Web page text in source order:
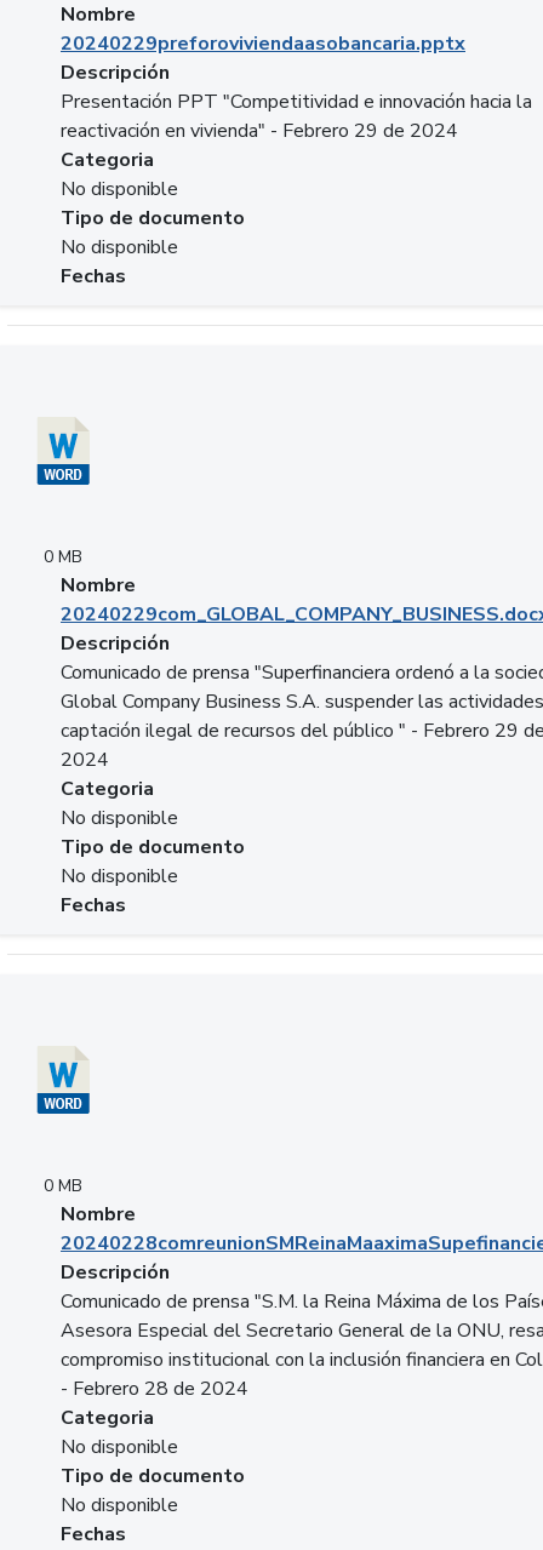
Nombre
20240229preforoviviendaasobancaria.pptx
Descripción
Presentación PPT "Competitividad e innovación hacia la
reactivación en vivienda" - Febrero 29 de 2024
Categoria
No disponible
Tipo de documento
No disponible
Fechas
0 MB
Nombre
Descripción
Comunicado de prensa "Superfinanciera ordenó a la
Global Company Business S.A. suspender las
captación ilegal de recursos del público " - Febrero 29
2024
Categoria
No disponible
Tipo de documento
No disponible
Fechas
0 MB
Nombre
Descripción
Comunicado de prensa "S.M. la Reina Máxima de los
Asesora Especial del Secretario General de la ONU,
compromiso institucional con la inclusión financiera en
- Febrero 28 de 2024
Categoria
No disponible
Tipo de documento
No disponible
Fechas